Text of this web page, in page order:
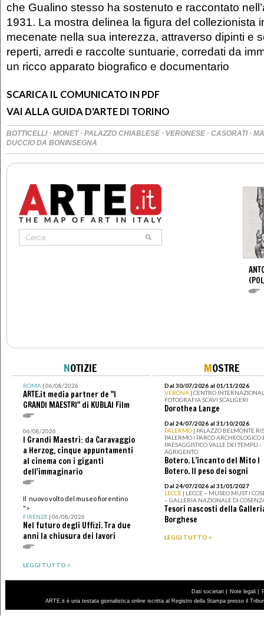
che Gualino stesso ha sostenuto e raccontato
1931. La mostra delinea la figura del collezionista
mecenate nella sua interezza, attraverso dipinti e
reperti, arredi e raccolte suntuarie, corredati da
un ricco apparato biografico e documentario
SCARICA IL COMUNICATO IN PDF
VAI ALLA GUIDA D'ARTE DI TORINO
BOTTICELLI · MONET · PALAZZO CHIABLESE · VERONESE · CASORATI ·
DUCCIO DA BONINSEGNA
NOTIZIE
ROMA| 06/08/2026
ARTE.it media partner de "I
GRANDI MAESTRI" di KUBLAI Film
06/08/2026
I Grandi Maestri: da Caravaggio
a Herzog, cinque appuntamenti
al cinema con i giganti
dell'immaginario
Il nuovo volto del museo fiorentino
">
FIRENZE| 06/08/2026
Nel futuro degli Uffizi. Tra due
anni la chiusura dei lavori
LEGGI TUTTO >
MOSTRE
Dal 30/07/2026 al 01/11/2026
VERONA | CENTRO
FOTOGRAFIA SCAVI SCALIGERI
Dorothea Lange
Dal 24/07/2026 al 31/10/2026
PALERMO | PALAZZO BELMONTE
PALERMO I PARCO ARCHEOLOGICO
PAESAGGISTICO VALLE DEI TEMPLI -
AGRIGENTO
Botero. L’incanto del Mito I
Botero. Il peso dei sogni
Dal 24/07/2026 al 31/01/2027
LECCE | LECCE – MUSEO MUST I
– GALLERIA NAZIONALE DI
Tesori nascosti della
Borghese
LEGGI TUTTO >
Dati societari | Note legali |
ARTE.it è una testata giornalistica online iscritta al Registro della Stampa presso il